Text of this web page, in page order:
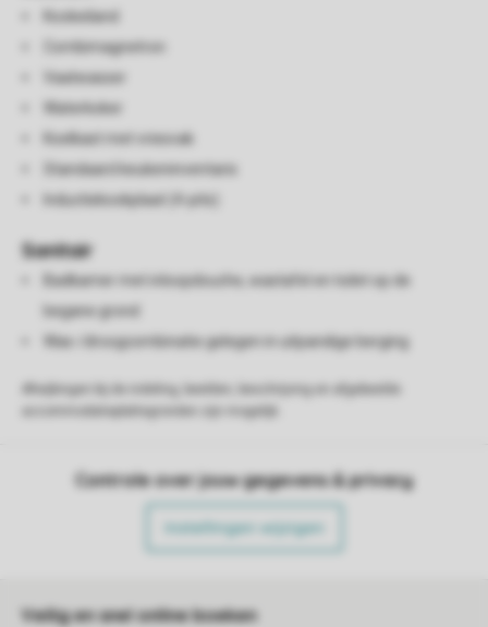
Kookeiland
Combimagnetron
Vaatwasser
Waterkoker
Koelkast met vriesvak
Standaard keukeninventaris
Inductiekookplaat (4-pits)
Sanitair
Badkamer met inloopdouche, wastafel en toilet op de
begane grond
Was-/droogcombinatie gelegen in uitpandige berging
Controle over jouw gegevens & privacy
Instellingen wijzigen
Veilig en snel online boeken